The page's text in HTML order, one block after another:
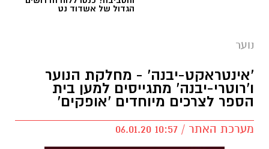
חדשותי? מצאתם טעות בכתבה? נשמח שתשתפו
אותנו
הגדול של אשדוד נט
נוער
'אינטראקט-יבנה' - מחלקת הנוער
ו'רוטרי-יבנה' מתגייסים למען בית
הספר לצרכים מיוחדים 'אופקים'
מערכת האתר / 10:57 06.01.20